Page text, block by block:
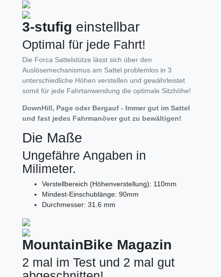
3-stufig einstellbar
Optimal für jede Fahrt!
Die Forca Sattelstütze lässt sich über den
Auslösemechanismus am Sattel problemlos in 3
unterschiedliche Höhen verstellen und gewährleistet
somit für jede Fahrtanwendung die optimale Sitzhöhe!
DownHill, Page oder Bergauf - Immer gut im Sattel
und fast jedes Fahrmanöver gut zu bewältigen!
Die Maße
Ungefähre Angaben in
Milimeter.
Verstellbereich (Höhenverstellung): 110mm
Mindest-Einschublänge: 90mm
Durchmesser: 31.6 mm
MountainBike Magazin
2 mal im Test und 2 mal gut